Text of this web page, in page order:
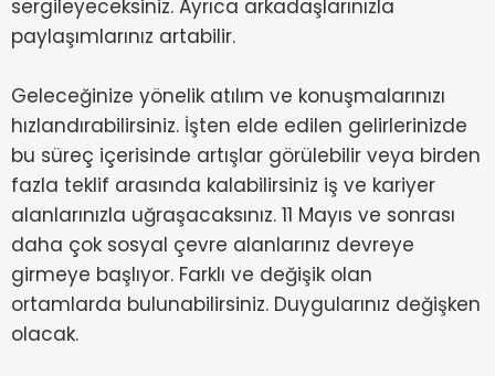
sergileyeceksiniz. Ayrıca arkadaşlarınızla
paylaşımlarınız artabilir.
Geleceğinize yönelik atılım ve konuşmalarınızı
hızlandırabilirsiniz. İşten elde edilen gelirlerinizde
bu süreç içerisinde artışlar görülebilir veya birden
fazla teklif arasında kalabilirsiniz iş ve kariyer
alanlarınızla uğraşacaksınız. 11 Mayıs ve sonrası
daha çok sosyal çevre alanlarınız devreye
girmeye başlıyor. Farklı ve değişik olan
ortamlarda bulunabilirsiniz. Duygularınız değişken
olacak.